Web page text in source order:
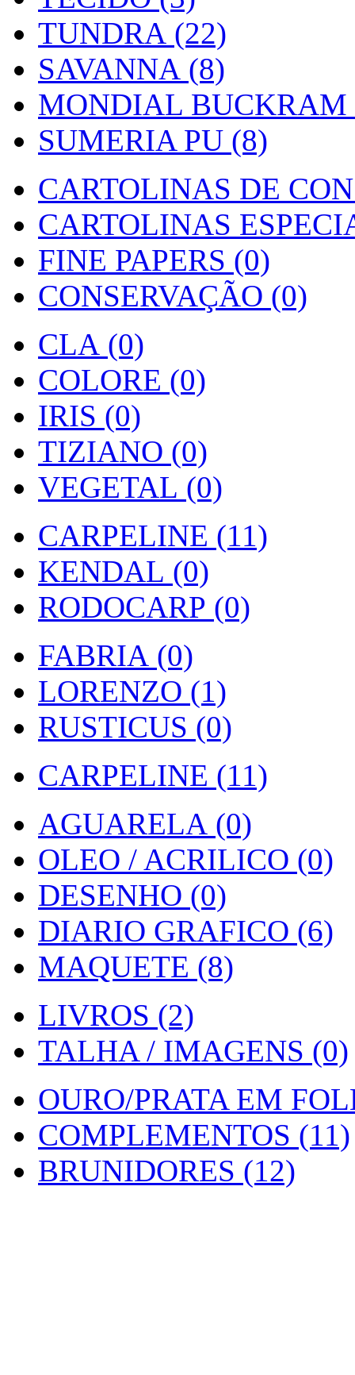
TUNDRA (22)
SAVANNA (8)
MONDIAL BUCKRAM
SUMERIA PU (8)
CARTOLINAS DE
CARTOLINAS
FINE PAPERS (0)
CONSERVAÇÃO (0)
CLA (0)
COLORE (0)
IRIS (0)
TIZIANO (0)
VEGETAL (0)
CARPELINE (11)
KENDAL (0)
RODOCARP (0)
FABRIA (0)
LORENZO (1)
RUSTICUS (0)
CARPELINE (11)
AGUARELA (0)
OLEO / ACRILICO (0)
DESENHO (0)
DIARIO GRAFICO (6)
MAQUETE (8)
LIVROS (2)
TALHA / IMAGENS (0)
OURO/PRATA EM
COMPLEMENTOS (11)
BRUNIDORES (12)